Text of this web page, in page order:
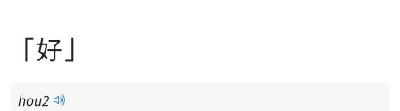
「好」
hou2